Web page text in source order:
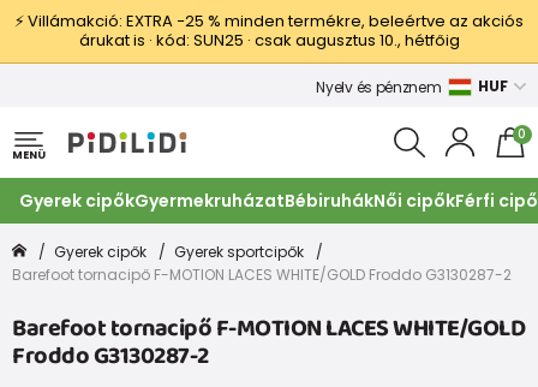
⚡ Villámakció: EXTRA −25 % minden termékre, beleértve az akciós
árukat is · kód: SUN25 · csak augusztus 10., hétfőig
Nyelv és pénznem HUF
MENÜ
0
Gyerek cipőkGyermekruházatBébiruhákNői cipőkFérfi
Gyerek cipők
Gyerek sportcipők
Barefoot tornacipő F-MOTION LACES WHITE/GOLD Froddo G3130287-2
Barefoot tornacipő F-MOTION LACES WHITE/GOLD
Froddo G3130287-2